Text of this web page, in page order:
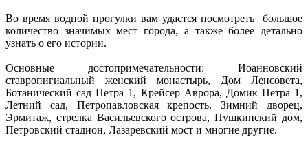
Во время водной прогулки вам удастся посмотреть большое
количество значимых мест города, а также более детально
узнать о его истории.
Основные достопримечательности: Иоанновский
ставропигиальный женский монастырь, Дом Ленсовета,
Ботанический сад Петра 1, Крейсер Аврора, Домик Петра 1,
Летний сад, Петропавловская крепость, Зимний дворец,
Эрмитаж, стрелка Васильевского острова, Пушкинский дом,
Петровский стадион, Лазаревский мост и многие другие.